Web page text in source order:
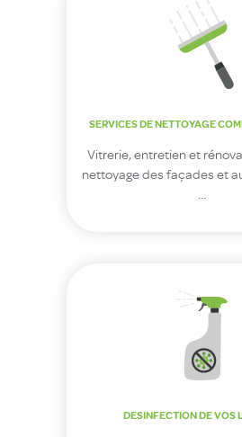
SERVICES DE NETTOYAGE
Vitrerie, entretien et
nettoyage des façades et
…
DESINFECTION DE VOS